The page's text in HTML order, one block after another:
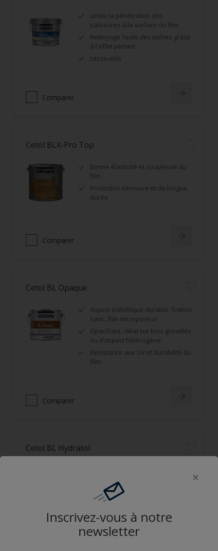
Limite la pénétration des
salissures à la surface du film
Nettoyage facile des taches grâce
à l'effet perlant
Lessivable
Comparer
Cetol BLX-Pro Top
Bonne élasticité et souplesse du
film
Protection intensive et de longue
durée
Comparer
Cetol BL Opaque
Aspect esthétique durable, finition
satin, film microporeux
Opacifiant, idéal sur bois grisaillés
ou d'aspect hétérogène
Résistance aux UV et durabilité du
film
Comparer
Cetol BL Hydratol
Non filmogène, ne s'écaille pas
Imprégnation en profondeur,
bonne protection UV
Inscrivez-vous à notre
newsletter